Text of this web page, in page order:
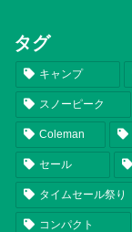
タグ
キャンプ
スノーピーク
Coleman
セール
タイムセール祭り
コンパクト